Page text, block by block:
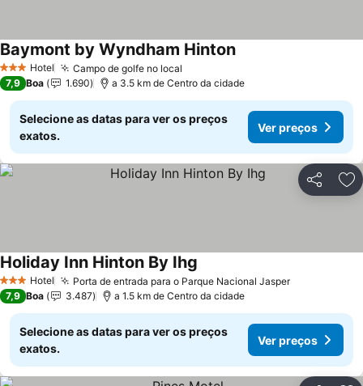
3 EstrelasHotel Campo de golfe no local
Baymont by Wyndham Hinton
7,9 Boa 1.690 a 3.5 km de Centro da cidade
Selecione as datas para ver os preços
exatos.
Ver preços
Partilhar
3 EstrelasHotel Porta de entrada para o Parque Nacional Jasper
Holiday Inn Hinton By Ihg
7,9 Boa 3.487 a 1.5 km de Centro da cidade
Selecione as datas para ver os preços
exatos.
Ver preços